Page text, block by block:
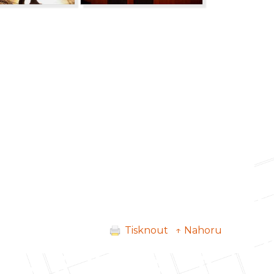
Tisknout ↑ Nahoru